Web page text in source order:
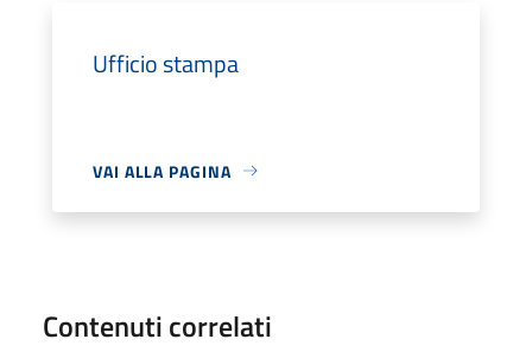
Ufficio stampa
VAI ALLA PAGINA
Contenuti correlati